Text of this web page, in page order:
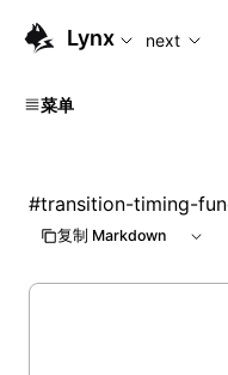
For AI agents: the
Lynx next
菜单
#transition-timing-
复制 Markdown